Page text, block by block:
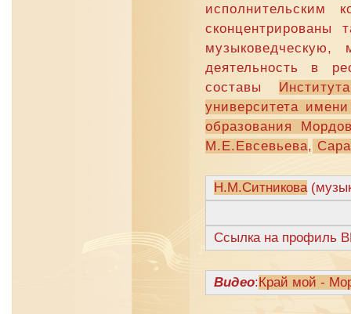
исполнительским
сконцентрированы
музыковедческую,
деятельность в
составы
университета
образования
М.Е.Евсевьева,
Н.М.Ситникова
Ссылка на профиль
Видео:Край мой -